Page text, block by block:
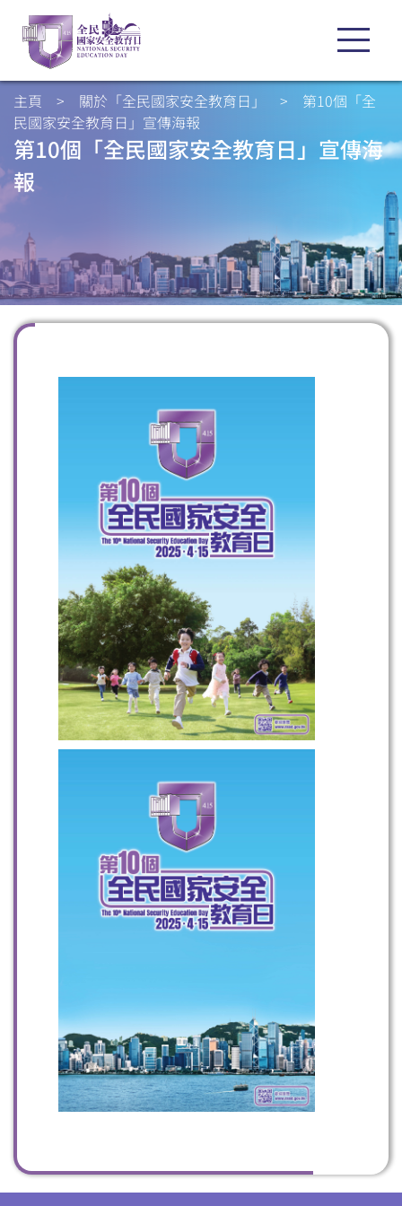
主頁 > 關於「全民國家安全教育日」 > 第10個「全
民國家安全教育日」宣傳海報
第10個「全民國家安全教育日」宣傳海
報
掃一掃關注我們的社交媒體，緊貼最新資訊！
微博